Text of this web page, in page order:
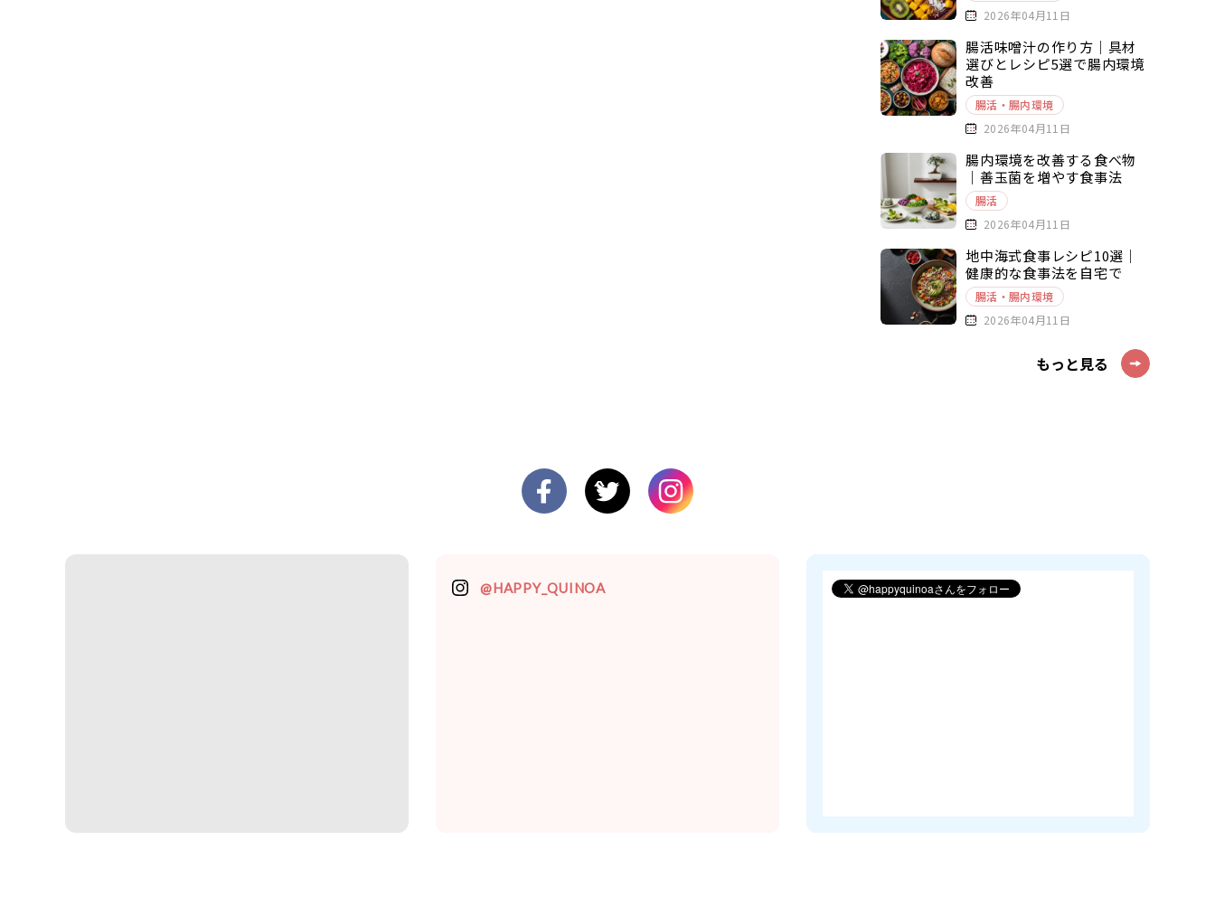
2026年04月11日
腸活味噌汁の作り方｜具材
選びとレシピ5選で腸内環境
改善
腸活・腸内環境
2026年04月11日
腸内環境を改善する食べ物
｜善玉菌を増やす食事法
腸活
2026年04月11日
地中海式食事レシピ10選｜
健康的な食事法を自宅で
腸活・腸内環境
2026年04月11日
もっと見る
@HAPPY_QUINOA